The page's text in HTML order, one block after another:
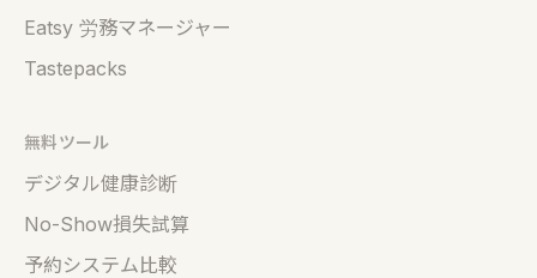
Eatsy 労務マネージャー
Tastepacks
無料ツール
デジタル健康診断
No-Show損失試算
予約システム比較